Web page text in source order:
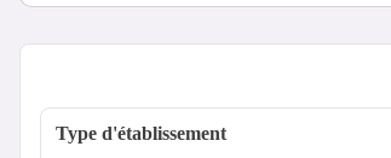
Type d'établissement